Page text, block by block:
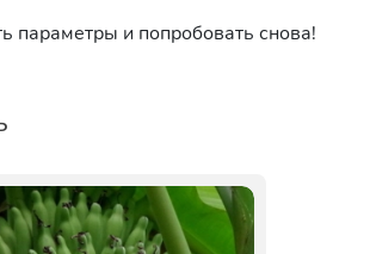
параметры и попробовать снова!